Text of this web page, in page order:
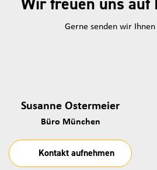
Gerne senden wir Ihnen
Susanne Ostermeier
Büro München
Kontakt aufnehmen